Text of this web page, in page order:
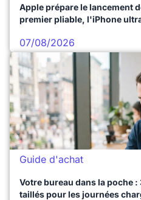
Apple prépare le lancement
premier pliable, l'iPhone
07/08/2026
Guide d'achat
Votre bureau dans la poche
taillés pour les journées